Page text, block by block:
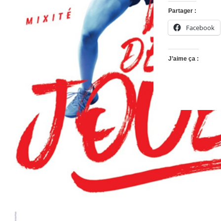
Partager :
Facebook
J’aime ça :